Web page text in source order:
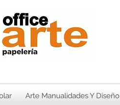
Arte Manualidades Y Diseño